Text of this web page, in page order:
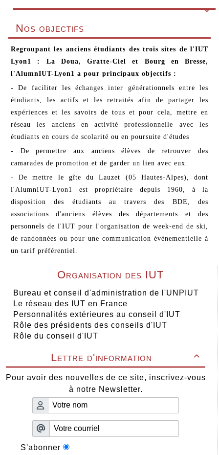
Organisation des IUT
Bureau et conseil d'administration de l'UNPIUT
Le réseau des IUT en France
Personnalités extérieures au conseil d'IUT
Rôle des présidents des conseils d'IUT
Rôle du conseil d'IUT

Lettre d'information
Pour avoir des nouvelles de ce site, inscrivez-vous
à notre Newsletter.
S'abonner

Nos objectifs
Regroupant les anciens étudiants des trois sites de l'IUT
Lyon1 : La Doua, Gratte-Ciel et Bourg en Bresse,
l'AlumnIUT-Lyon1 a pour principaux objectifs :
- De faciliter les échanges inter générationnels entre les
étudiants, les actifs et les retraités afin de partager les
expériences et les savoirs de tous et pour cela, mettre en
réseau les anciens en activité professionnelle avec les
étudiants en cours de scolarité ou en poursuite d'études
- De permettre aux anciens élèves de retrouver des
camarades de promotion et de garder un lien avec eux.
- De mettre le gîte du Lauzet (05 Hautes-Alpes), dont
l'AlumnIUT-Lyon1 est propriétaire depuis 1960, à la
disposition des étudiants au travers des BDE, des
associations d'anciens élèves des départements et des
personnels de l'IUT pour l'organisation de week-end de ski,
de randonnées ou pour une communication évènementielle à
un tarif préférentiel.